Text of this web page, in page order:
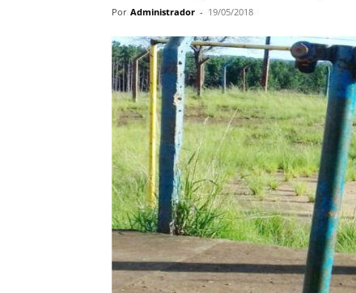
Por Administrador - 19/05/2018